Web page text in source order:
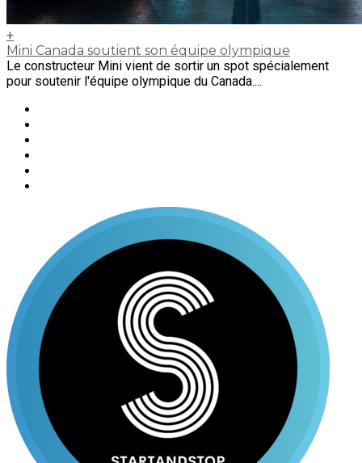
+
Mini Canada soutient son équipe olympique
Le constructeur Mini vient de sortir un spot spécialement
pour soutenir l'équipe olympique du Canada....